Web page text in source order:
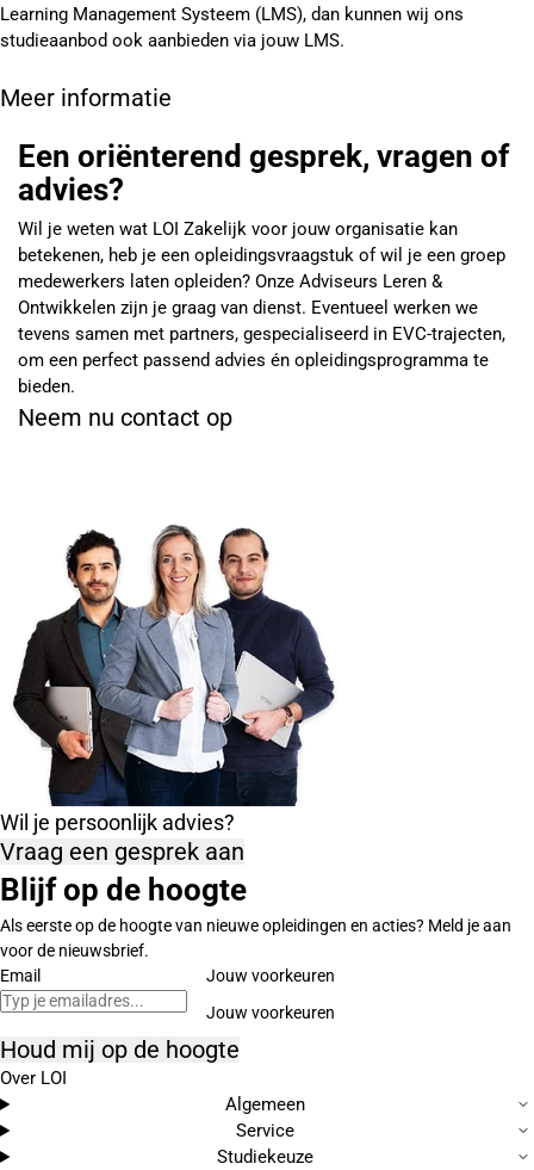
Learning Management Systeem (LMS), dan kunnen wij ons
studieaanbod ook aanbieden via jouw LMS.
Meer informatie
Een oriënterend gesprek, vragen of
advies?
Wil je weten wat LOI Zakelijk voor jouw organisatie kan
betekenen, heb je een opleidingsvraagstuk of wil je een groep
medewerkers laten opleiden? Onze Adviseurs Leren &
Ontwikkelen zijn je graag van dienst. Eventueel werken we
tevens samen met partners, gespecialiseerd in EVC-trajecten,
om een perfect passend advies én opleidingsprogramma te
bieden.
Neem nu contact op
Wil je persoonlijk advies?
Vraag een gesprek aan
Blijf op de hoogte
Als eerste op de hoogte van nieuwe opleidingen en acties? Meld je aan
voor de nieuwsbrief.
Email
Jouw voorkeuren
Houd mij op de hoogte
Over LOI
Algemeen
Service
Studiekeuze